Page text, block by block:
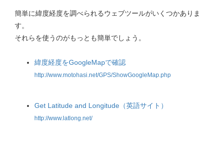
簡単に緯度経度を調べられるウェブツールがいくつかありま
す。
それらを使うのがもっとも簡単でしょう。
緯度経度をGoogleMapで確認
http://www.motohasi.net/GPS/ShowGoogleMap.php
Get Latitude and Longitude（英語サイト）
http://www.latlong.net/